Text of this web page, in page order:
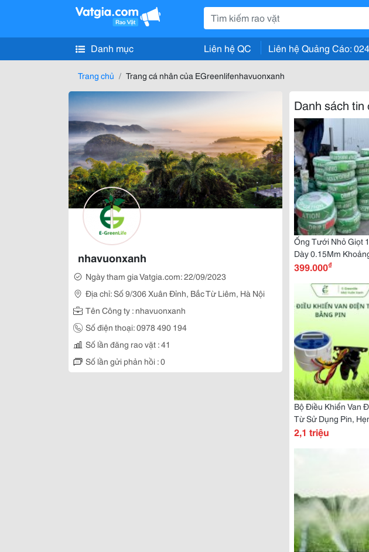
Danh mục Liên hệ QC Liên hệ Quảng Cáo:
Trang chủ Trang cá nhân của EGreenlifenhavuonxanh
nhavuonxanh
Ngày tham gia Vatgia.com: 22/09/2023
Địa chỉ: Số 9/306 Xuân Đỉnh, Bắc Từ Liêm, Hà Nội
Tên Công ty : nhavuonxanh
Số điện thoại: 0978 490 194
Số lần đăng rao vặt : 41
Số lần gửi phản hồi : 0
Danh sách tin
Ống Tưới Nhỏ Giọt
Dày 0.15Mm
Cách 20Cm
399.000₫
Bộ Điều Khiển Van
Từ Sử Dụng Pin,
Đóng Mở Van Điện
2,1 triệu